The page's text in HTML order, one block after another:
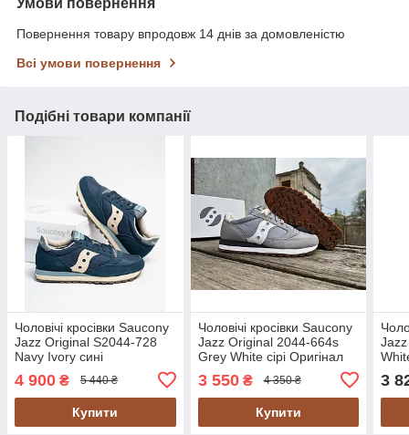
Умови повернення
Повернення товару впродовж 14 днів за домовленістю
Всі умови повернення
Подібні товари компанії
Чоловічі кросівки Saucony
Jazz Original S2044-728
Navy Ivory сині
4 900 ₴ 5 440 ₴
Купити
Чоловічі кросівки Saucony
Jazz Original 2044-664s
Grey White сірі Оригінал
3 550₴ 4 350 ₴
Купити
3